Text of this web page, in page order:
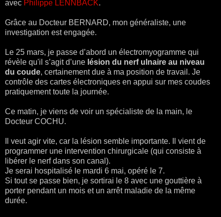
avec Philippe LENNBACK.
Grâce au Docteur BERNARD, mon généraliste, une
investigation est engagée.
Le 25 mars, je passe d’abord un électromyogramme qui
révèle qu'il s’agit d’une lésion du nerf ulnaire au niveau
du coude, certainement due à ma position de travail. Je
contrôle des cartes électroniques en appui sur mes coudes
pratiquement toute la journée.
Ce matin, je viens de voir un spécialiste de la main, le
Docteur COCHU.
Il veut agir vite, car la lésion semble importante. Il vient de
programmer une intervention chirurgicale (qui consiste à
libérer le nerf dans son canal).
Je serai hospitalisé le mardi 6 mai, opéré le 7.
Si tout se passe bien, je sortirai le 8 avec une gouttière à
porter pendant un mois et un arrêt maladie de la même
durée.